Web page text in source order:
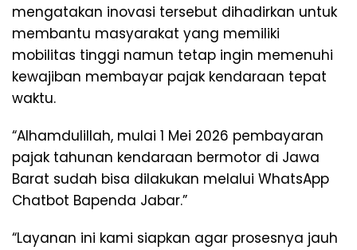
mengatakan inovasi tersebut dihadirkan untuk
membantu masyarakat yang memiliki
mobilitas tinggi namun tetap ingin memenuhi
kewajiban membayar pajak kendaraan tepat
waktu.
“Alhamdulillah, mulai 1 Mei 2026 pembayaran
pajak tahunan kendaraan bermotor di Jawa
Barat sudah bisa dilakukan melalui WhatsApp
Chatbot Bapenda Jabar.”
“Layanan ini kami siapkan agar prosesnya jauh